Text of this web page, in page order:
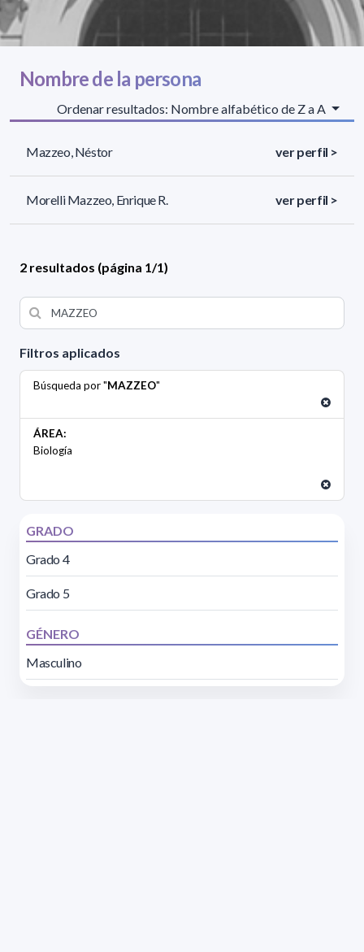
Filtros aplicados
Búsqueda por "MAZZEO"
ÁREA:
Biología
GRADO
Grado 4
Grado 5
GÉNERO
Masculino
Nombre de la persona
Ordenar resultados: Nombre alfabético de Z a A
Mazzeo, Néstor ver perfil >
Morelli Mazzeo, Enrique R. ver perfil >
2 resultados (página 1/1)